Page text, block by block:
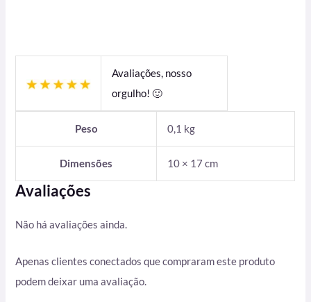
Avaliações, nosso
orgulho! 🙂
Peso 0,1 kg
Dimensões 10 × 17 cm
Avaliações
Não há avaliações ainda.
Apenas clientes conectados que compraram este produto
podem deixar uma avaliação.